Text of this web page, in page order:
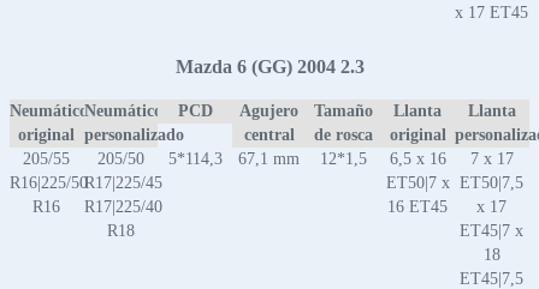
x 17 ET45
Mazda 6 (GG) 2004 2.3
Neumático
original
Neumático
personalizado
PCD
Agujero
central
Tamaño
de rosca
Llanta
original
Llanta
205/55
R16|225/50
R16
205/50
R17|225/45
R17|225/40
R18
5*114,3 67,1 mm 12*1,5
6,5 x 16
ET50|7 x
16 ET45
7 x 17
ET50|7,5
x 17
ET45|7 x
18
ET45|7,5